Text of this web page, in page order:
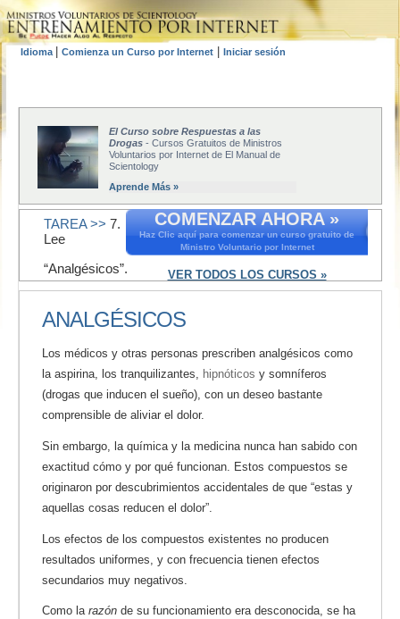
Idioma Comienza un Curso por Internet Iniciar sesión
El Curso sobre Respuestas a las
Drogas - Cursos Gratuitos de Ministros
Voluntarios por Internet de El Manual de
Scientology
Aprende Más »
COMENZAR AHORA »
Haz Clic aquí para comenzar un curso gratuito de
Ministro Voluntario por Internet
VER TODOS LOS CURSOS »
TAREA >> 7.
Lee
“Analgésicos”.
ANALGÉSICOS
Los médicos y otras personas prescriben analgésicos como
la aspirina, los tranquilizantes,
hipnóticos y somníferos
(drogas que inducen el sueño), con un deseo bastante
comprensible de aliviar el dolor.
Sin embargo, la química y la medicina nunca han sabido con
exactitud cómo y por qué funcionan. Estos compuestos se
originaron por descubrimientos accidentales de que “estas y
aquellas cosas reducen el dolor”.
Los efectos de los compuestos existentes no producen
resultados uniformes, y con frecuencia tienen efectos
secundarios muy negativos.
Como la razón de su funcionamiento era desconocida, se ha